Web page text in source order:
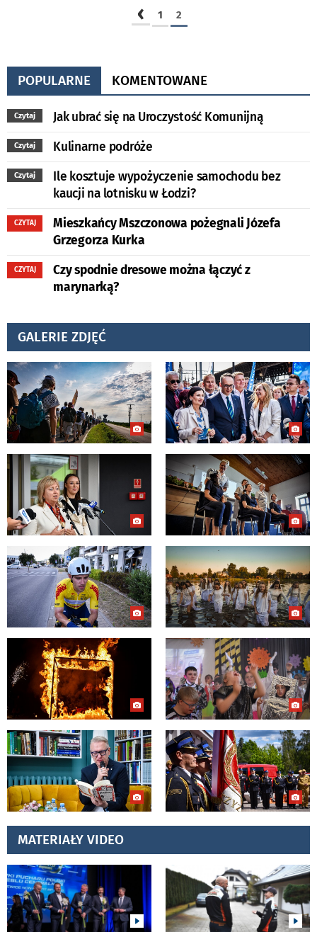
‹ 1 2
POPULARNE KOMENTOWANE
Czytaj Jak ubrać się na Uroczystość Komunijną
Czytaj Kulinarne podróże
Czytaj
Ile kosztuje wypożyczenie samochodu bez
kaucji na lotnisku w Łodzi?
CZYTAJ
Mieszkańcy Mszczonowa pożegnali Józefa
Grzegorza Kurka
CZYTAJ
Czy spodnie dresowe można łączyć z
marynarką?
GALERIE ZDJĘĆ
MATERIAŁY VIDEO